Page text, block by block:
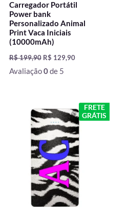
Carregador Portátil
Power bank
Personalizado Animal
Print Vaca Iniciais
(10000mAh)
R$199,90 R$ 129,90
Avaliação0de 5
FRETE
GRÁTIS
preço
original
era:
R$ 199,90.
O
preço
atual
é:
R$ 129,90.